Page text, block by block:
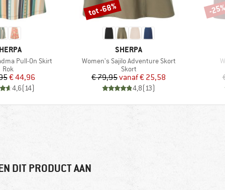
Pull-On Skirt
Productgroep
Rok
Prijs
Verlaagde prijs
€ 44,96
4,6(14)
MERK
SHERPA
Artikel
Women's Sajilo Adventure Skort
Productgroep
Skort
Prijs
€ 79,95 Verlaagde prijs
vanaf€ 25,58
4,8(13)
Korting
tot -68% -
DIT PRODUCT AAN